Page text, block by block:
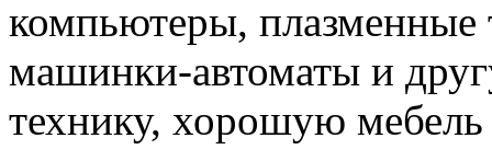
компьютеры, плазменные
машинки-автоматы и
технику, хорошую мебель